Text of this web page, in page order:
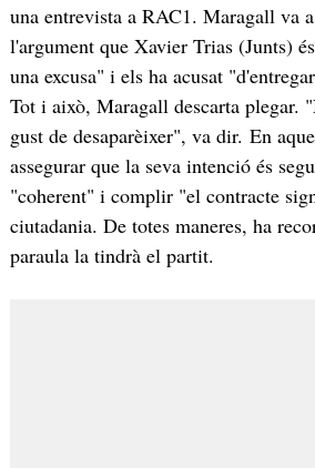
una entrevista a RAC1. Maragall va
l'argument que Xavier Trias (Junts)
una excusa" i els ha acusat
Tot i això, Maragall descarta plegar.
gust de desaparèixer", va dir. En
assegurar que la seva intenció és
"coherent" i complir "el contracte
ciutadania. De totes maneres, ha
paraula la tindrà el partit.